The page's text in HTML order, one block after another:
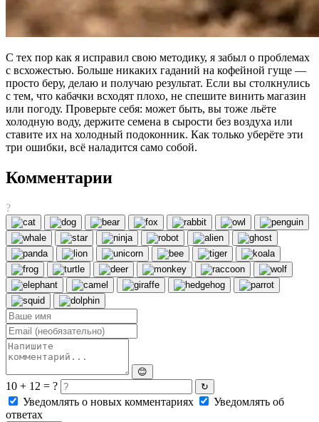
С тех пор как я исправил свою методику, я забыл о проблемах
с всхожестью. Больше никаких гаданий на кофейной гуще —
просто беру, делаю и получаю результат. Если вы столкнулись
с тем, что кабачки всходят плохо, не спешите винить магазин
или погоду. Проверьте себя: может быть, вы тоже льёте
холодную воду, держите семена в сырости без воздуха или
ставите их на холодный подоконник. Как только уберёте эти
три ошибки, всё наладится само собой.
Комментарии
?
😊
10 + 12 = ? ↻
Уведомлять о новых комментариях
Уведомлять об
ответах